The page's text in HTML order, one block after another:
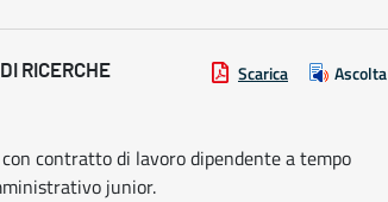
RICERCHE
Scarica Ascolta
contratto di lavoro dipendente a tempo
junior.